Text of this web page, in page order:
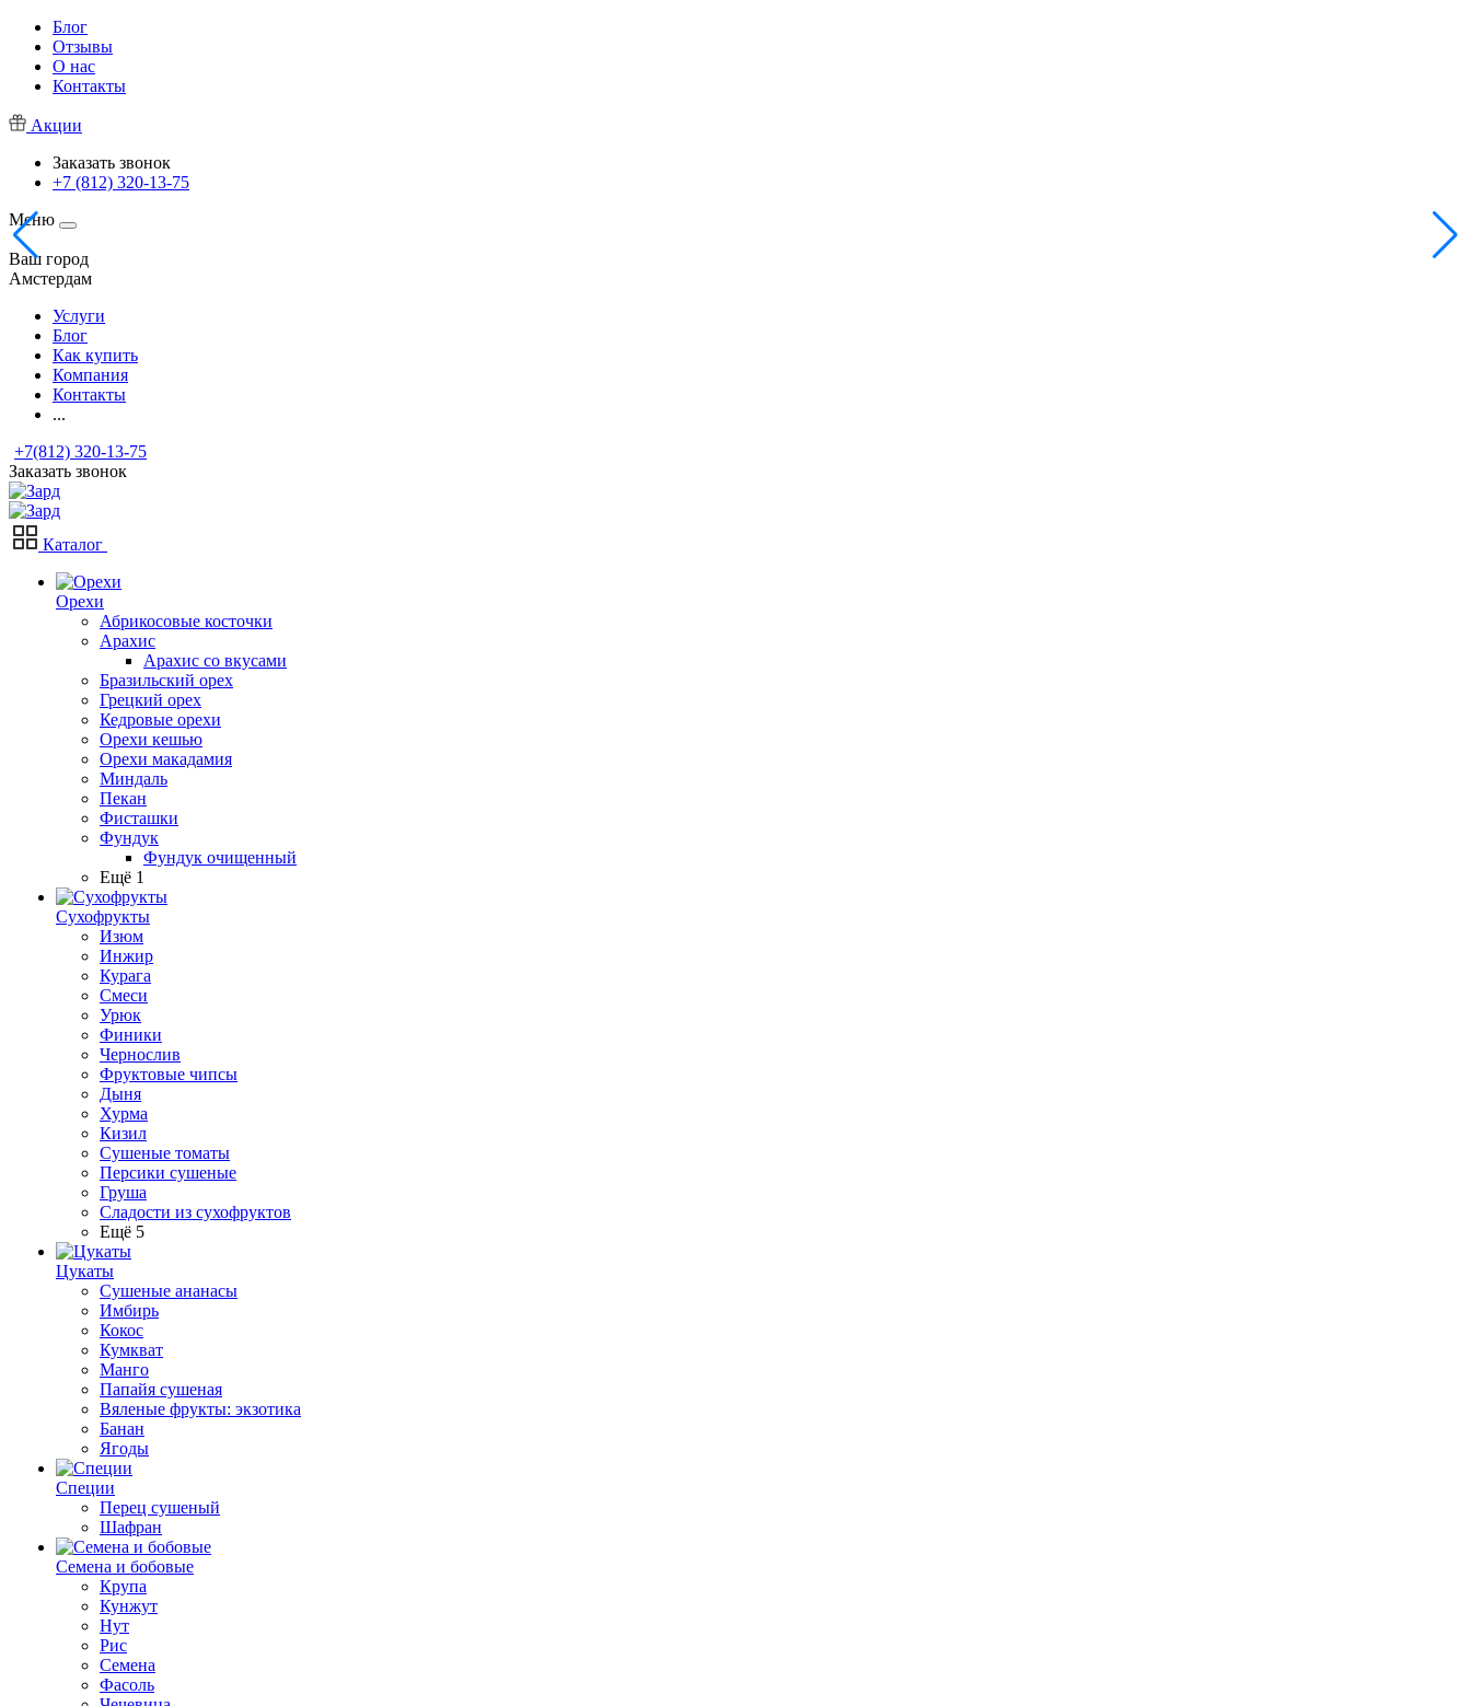
Блог
Отзывы
О нас
Контакты
Акции
Заказать звонок
+7 (812) 320-13-75
Меню
Ваш город
Амстердам
Услуги
Блог
Как купить
Компания
Контакты
...
+7(812) 320-13-75
Заказать звонок
Каталог
Орехи
Абрикосовые косточки
Арахис
Арахис со вкусами
Бразильский орех
Грецкий орех
Кедровые орехи
Орехи кешью
Орехи макадамия
Миндаль
Пекан
Фисташки
Фундук
Фундук очищенный
Ещё 1
Сухофрукты
Изюм
Инжир
Курага
Смеси
Урюк
Финики
Чернослив
Фруктовые чипсы
Дыня
Хурма
Кизил
Сушеные томаты
Персики сушеные
Груша
Сладости из сухофруктов
Ещё 5
Цукаты
Cушеные ананасы
Имбирь
Кокос
Кумкват
Манго
Папайя сушеная
Вяленые фрукты: экзотика
Банан
Ягоды
Специи
Перец сушеный
Шафран
Семена и бобовые
Крупа
Кунжут
Нут
Рис
Семена
Фасоль